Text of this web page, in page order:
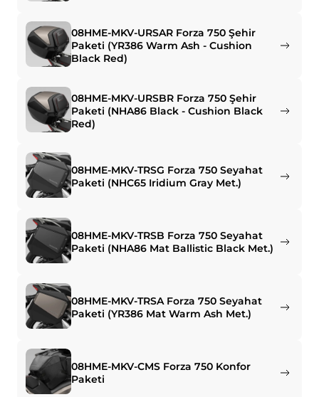
08HME-MKV-URSAR Forza 750 Şehir
Paketi (YR386 Warm Ash - Cushion
Black Red)
08HME-MKV-URSBR Forza 750 Şehir
Paketi (NHA86 Black - Cushion Black
Red)
08HME-MKV-TRSG Forza 750 Seyahat
Paketi (NHC65 Iridium Gray Met.)
08HME-MKV-TRSB Forza 750 Seyahat
Paketi (NHA86 Mat Ballistic Black Met.)
08HME-MKV-TRSA Forza 750 Seyahat
Paketi (YR386 Mat Warm Ash Met.)
08HME-MKV-CMS Forza 750 Konfor
Paketi